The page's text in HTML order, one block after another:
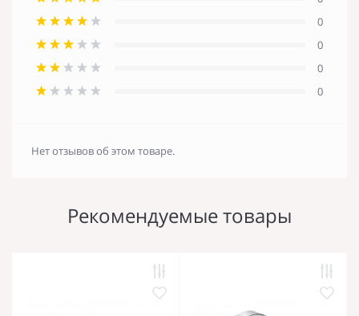
0
0
0
0
Нет отзывов об этом товаре.
Рекомендуемые товары